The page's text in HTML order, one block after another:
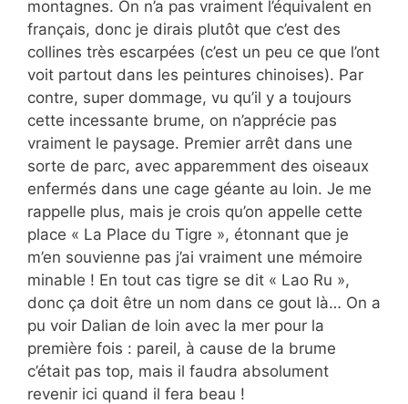
montagnes. On n’a pas vraiment l’équivalent en
français, donc je dirais plutôt que c’est des
collines très escarpées (c’est un peu ce que l’ont
voit partout dans les peintures chinoises). Par
contre, super dommage, vu qu’il y a toujours
cette incessante brume, on n’apprécie pas
vraiment le paysage. Premier arrêt dans une
sorte de parc, avec apparemment des oiseaux
enfermés dans une cage géante au loin. Je me
rappelle plus, mais je crois qu’on appelle cette
place « La Place du Tigre », étonnant que je
m’en souvienne pas j’ai vraiment une mémoire
minable ! En tout cas tigre se dit « Lao Ru »,
donc ça doit être un nom dans ce gout là… On a
pu voir Dalian de loin avec la mer pour la
première fois : pareil, à cause de la brume
c’était pas top, mais il faudra absolument
revenir ici quand il fera beau !